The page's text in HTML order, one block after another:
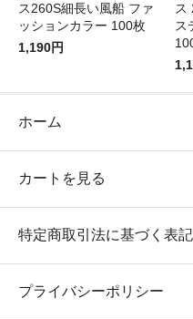
ス260S細長い風船 ファ
ッションカラー 100枚
1,190円
ス
ス
ホーム
カートを見る
特定商取引法に基づく表記
プライバシーポリシー